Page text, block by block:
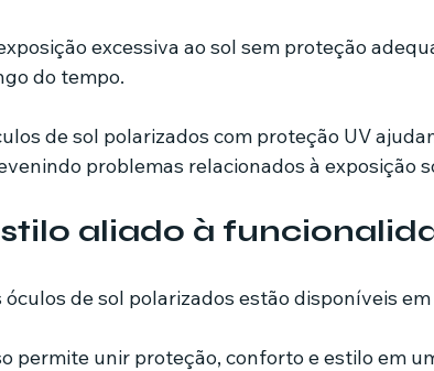
excessiva ao sol sem proteção
do tempo.
de sol polarizados com proteção UV
problemas relacionados à exposição
aliado à
óculos de sol polarizados estão disponíveis
permite unir proteção, conforto e estilo em